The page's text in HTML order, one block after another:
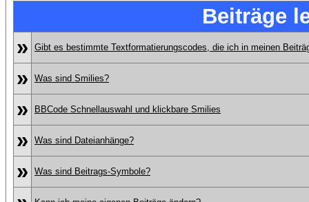
Beiträge
»
Gibt es bestimmte Textformatierungscodes, die ich in meinen
» Was sind Smilies?
» BBCode Schnellauswahl und klickbare Smilies
» Was sind Dateianhänge?
» Was sind Beitrags-Symbole?